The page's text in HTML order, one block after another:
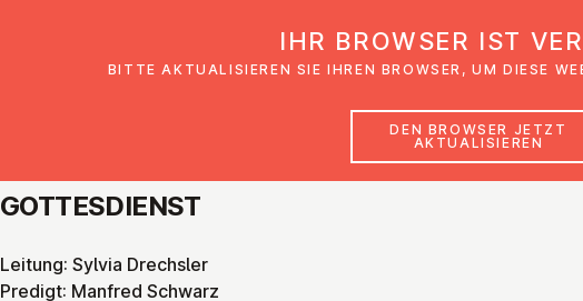
Glaubensimpulse News
GOT­TES­DIENST
Leitung: Sylvia Drechsler
Predigt: Manfred Schwarz
IHR BROWSER IST
BITTE AKTUALISIEREN SIE IHREN BROWSER, UM DIESE
DEN BROWSER JETZT
AKTUALISIEREN